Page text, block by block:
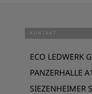
KONTAKT
ECO LEDWERK
PANZERHALLE A1
SIEZENHEIMER